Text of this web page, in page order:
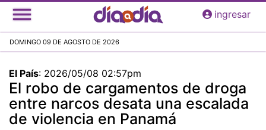
Pasar
al
principal
ingresar
DOMINGO 09 DE AGOSTO DE 2026
El País: 2026/05/08 02:57pm
El robo de cargamentos de droga
entre narcos desata una escalada
de violencia en Panamá